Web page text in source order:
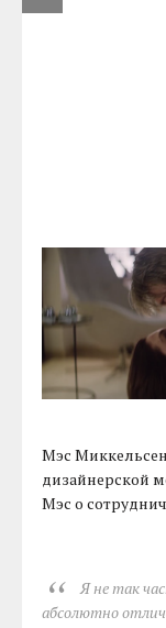
Мэс
дизайнерской
Мэс о
Я не так
абсолютно